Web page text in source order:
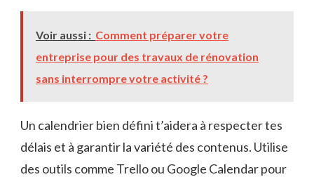
Voir aussi : Comment préparer votre
entreprise pour des travaux de rénovation
sans interrompre votre activité ?
Un calendrier bien défini t’aidera à respecter tes
délais et à garantir la variété des contenus. Utilise
des outils comme Trello ou Google Calendar pour